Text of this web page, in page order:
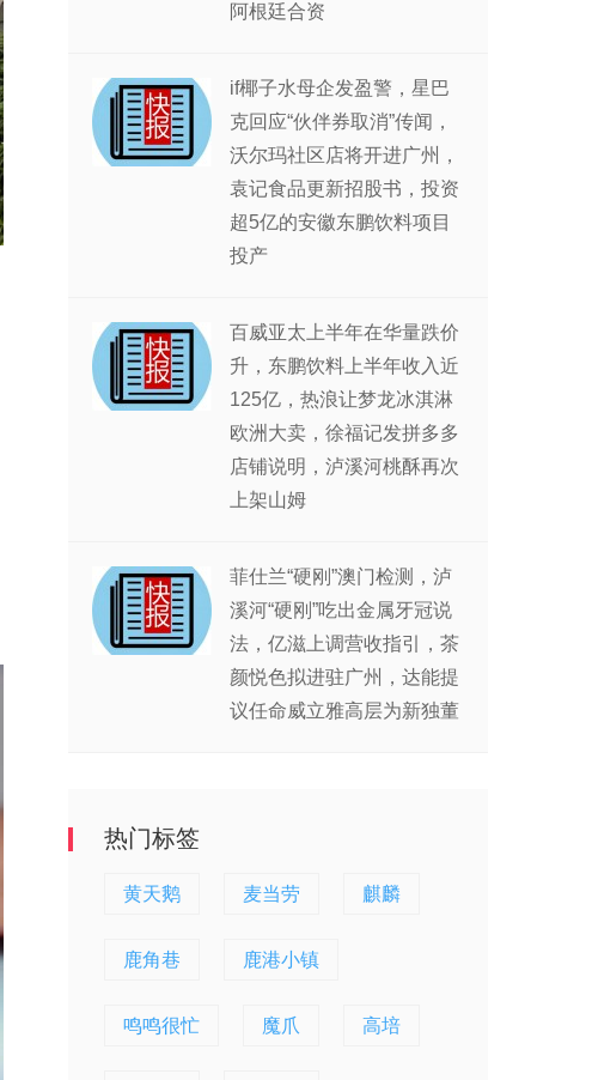
阿根廷合资
if椰子水母企发盈警，星巴
克回应“伙伴券取消”传闻，
沃尔玛社区店将开进广州，
袁记食品更新招股书，投资
超5亿的安徽东鹏饮料项目
投产
百威亚太上半年在华量跌价
升，东鹏饮料上半年收入近
125亿，热浪让梦龙冰淇淋
欧洲大卖，徐福记发拼多多
店铺说明，泸溪河桃酥再次
上架山姆
菲仕兰“硬刚”澳门检测，泸
溪河“硬刚”吃出金属牙冠说
法，亿滋上调营收指引，茶
颜悦色拟进驻广州，达能提
议任命威立雅高层为新独董
热门标签
黄天鹅 麦当劳 麒麟
鹿角巷 鹿港小镇
鸣鸣很忙 魔爪 高培